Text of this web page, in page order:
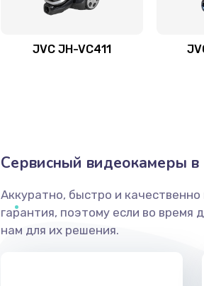
JVC JH-VC411
Сервисный видеокамеры в
Аккуратно, быстро и
гарантия, поэтому если во
нам для их решения.